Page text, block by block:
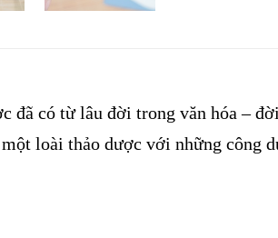
đã có từ lâu đời trong văn hóa –
loài thảo dược với những công